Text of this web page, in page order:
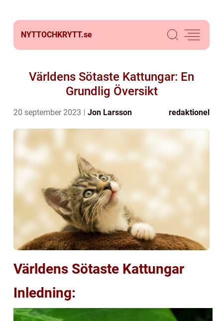
NYTTOCHKRYTT.se
Världens Sötaste Kattungar: En
Grundlig Översikt
20 september 2023 Jon Larsson redaktionel
Världens Sötaste Kattungar
Inledning: